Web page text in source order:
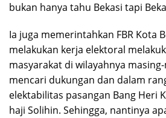
bukan hanya tahu Bekasi tapi
Ia juga memerintahkan FBR Kota
melakukan kerja elektoral
masyarakat di wilayahnya
mencari dukungan dan dalam
elektabilitas pasangan Bang Heri
haji Solihin. Sehingga, nantinya